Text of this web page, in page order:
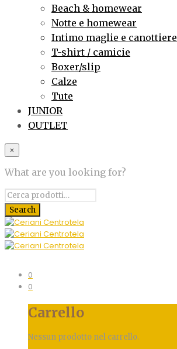
Beach & homewear
Notte e homewear
Intimo maglie e canottiere
T-shirt / camicie
Boxer/slip
Calze
Tute
JUNIOR
OUTLET
×
What are you looking for?
0
0
Carrello
Nessun prodotto nel carrello.